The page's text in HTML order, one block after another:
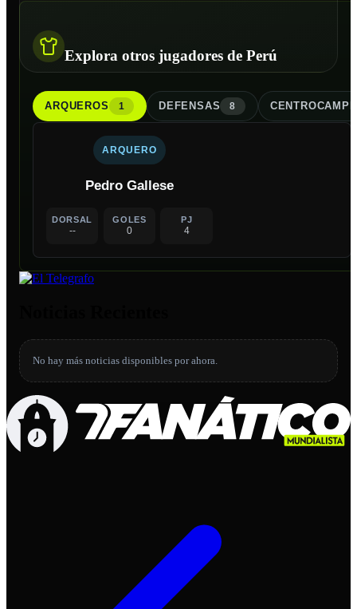
Explora otros jugadores de Perú
ARQUEROS 1 DEFENSAS 8
ARQUERO
Pedro Gallese
DORSAL
--
GOLES
0
PJ
4
No hay más noticias disponibles por ahora.